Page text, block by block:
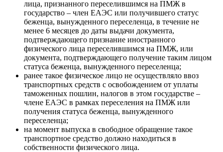
лица, признанного переселившимся на ПМЖ в
государство – член ЕАЭС или получившего статус
беженца, вынужденного переселенца, в течение не
менее 6 месяцев до даты выдачи документа,
подтверждающего признание иностранного
физического лица переселившимся на ПМЖ, или
документа, подтверждающего получение таким лицом
статуса беженца, вынужденного переселенца;
ранее такое физическое лицо не осуществляло ввоз
транспортных средств с освобождением от уплаты
таможенных пошлин, налогов в этом государстве –
члене ЕАЭС в рамках переселения на ПМЖ или
получения статуса беженца, вынужденного
переселенца;
на момент выпуска в свободное обращение такое
транспортное средство должно находиться в
собственности физического лица.